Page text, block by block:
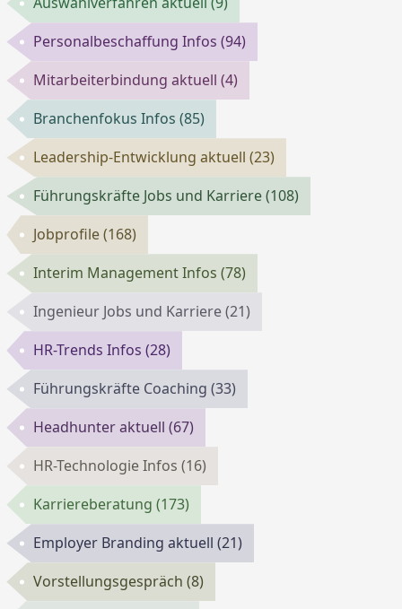
Personalbeschaffung Infos(94)
Mitarbeiterbindung aktuell(4)
Branchenfokus Infos(85)
Leadership-Entwicklung aktuell(23)
Führungskräfte Jobs und Karriere(108)
Jobprofile(168)
Interim Management Infos(78)
Ingenieur Jobs und Karriere(21)
HR-Trends Infos(28)
Führungskräfte Coaching(33)
Headhunter aktuell(67)
HR-Technologie Infos(16)
Karriereberatung(173)
Employer Branding aktuell(21)
Vorstellungsgespräch(8)